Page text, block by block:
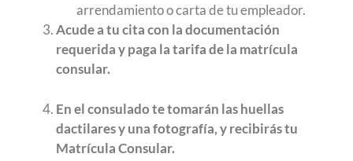
arrendamiento o carta de tu empleador.
Acude a tu cita con la documentación
requerida y paga la tarifa de la matrícula
consular.
En el consulado te tomarán las huellas
dactilares y una fotografía, y recibirás tu
Matrícula Consular.